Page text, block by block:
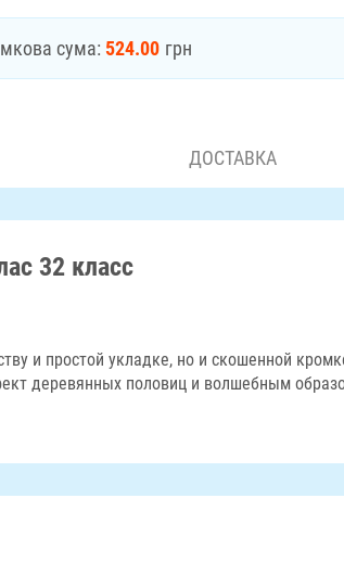
сума: 524.00 грн
ДОСТАВКА
32 класс
и простой укладке, но и скошенной
деревянных половиц и волшебным